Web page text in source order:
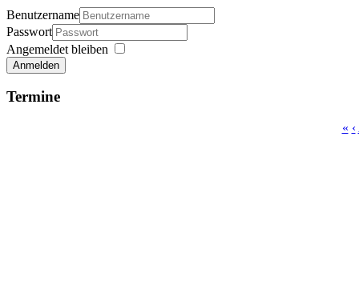
Benutzername
Passwort
Angemeldet bleiben
Anmelden
Termine
« ‹